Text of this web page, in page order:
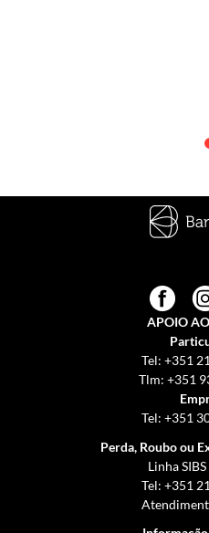
APOIO
Tel: +351
Tlm: +351
Tel: +351
Perda, Roubo ou
Linha
Tel: +351